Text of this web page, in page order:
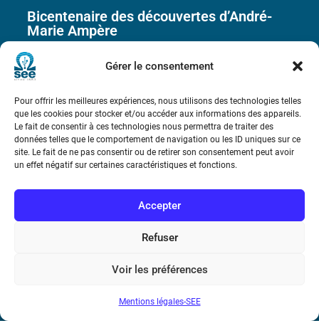
Gérer le consentement
Pour offrir les meilleures expériences, nous utilisons des technologies telles
que les cookies pour stocker et/ou accéder aux informations des appareils.
Le fait de consentir à ces technologies nous permettra de traiter des
données telles que le comportement de navigation ou les ID uniques sur ce
site. Le fait de ne pas consentir ou de retirer son consentement peut avoir
un effet négatif sur certaines caractéristiques et fonctions.
Accepter
Refuser
Voir les préférences
Mentions légales-SEE
Bicentenaire des découvertes d’André-
Marie Ampère
Conditions Générales de Vente
Mentions légales
Contact